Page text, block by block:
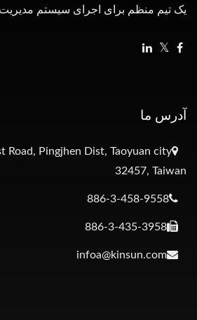
یک تیم منظم برای اجرای سیستم
آدرس ما
Road, Pingjhen Dist, Taoyuan city
32457, Taiwan
886-3-458-9558
886-3-435-3958
infoa@kinsun.com